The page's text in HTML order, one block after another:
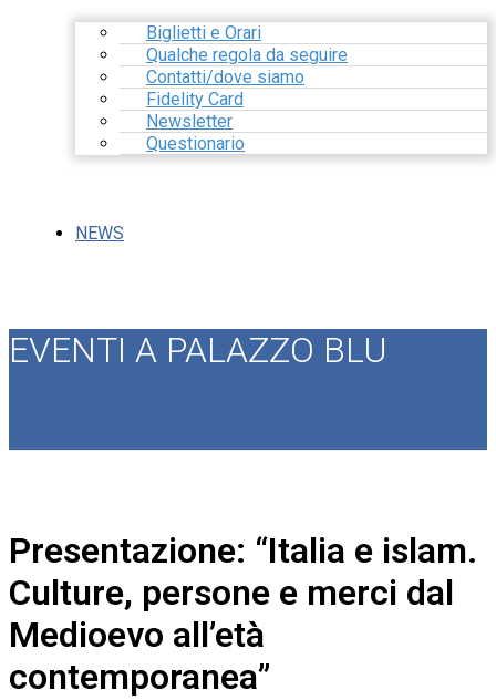
Biglietti e Orari
Qualche regola da seguire
Contatti/dove siamo
Fidelity Card
Newsletter
Questionario
NEWS
EVENTI A PALAZZO BLU
Presentazione: “Italia e islam.
Culture, persone e merci dal
Medioevo all’età
contemporanea”